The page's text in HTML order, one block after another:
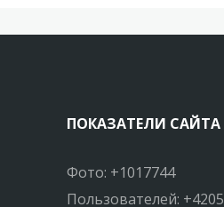
ПОКАЗАТЕЛИ САЙТА
Фото: +1017744
Пользователей: +4205